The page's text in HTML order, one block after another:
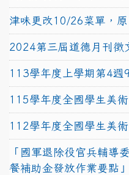
津味更改10/26菜單，
2024第三屆道德月刊徵
113學年度上學期第4
115學年度全國學生美
112學年度全國學生美
「國軍退除役官兵輔導
餐補助金發放作業要點